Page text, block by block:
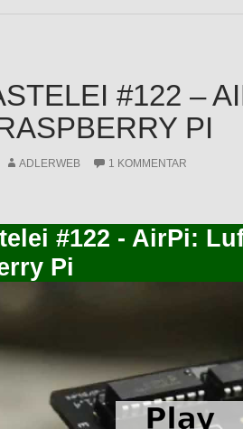
#122 –
PI
ADLERWEB 1 KOMMENTAR
#122 - AirPi:
Pi